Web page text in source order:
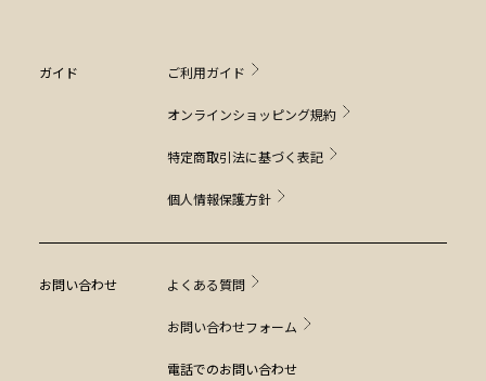
ガイド ご利用ガイド
オンラインショッピング規約
特定商取引法に基づく表記
個人情報保護方針
お問い合わせ よくある質問
お問い合わせフォーム
電話でのお問い合わせ